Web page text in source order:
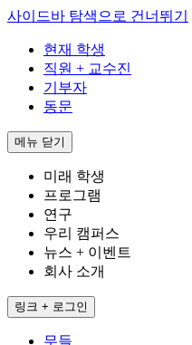
사이드바 탐색으로 건너뛰기
현재 학생
직원 + 교수진
기부자
동문
메뉴 닫기
미래 학생
프로그램
연구
우리 캠퍼스
뉴스 + 이벤트
회사 소개
링크 + 로그인
무들